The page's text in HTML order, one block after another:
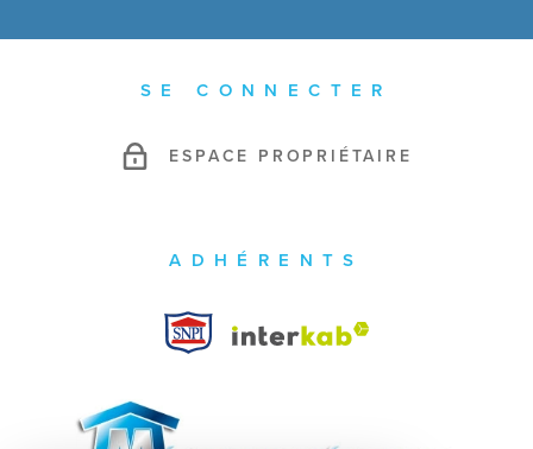
SE CONNECTER
ESPACE PROPRIÉTAIRE
ADHÉRENTS